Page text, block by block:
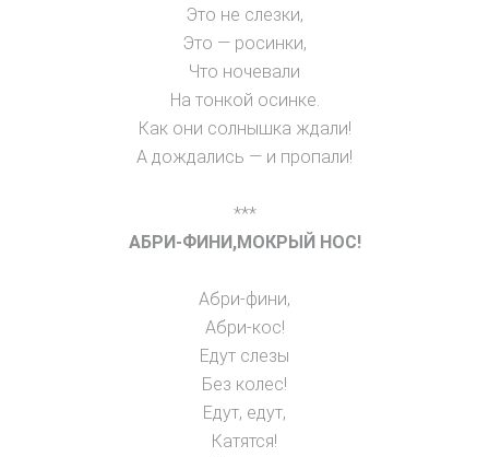
Это не слезки,
Это — росинки,
Что ночевали
На тонкой осинке.
Как они солнышка ждали!
А дождались — и пропали!
***
АБРИ-ФИНИ,МОКРЫЙ НОС!
Абри-фини,
Абри-кос!
Едут слезы
Без колес!
Едут, едут,
Катятся!